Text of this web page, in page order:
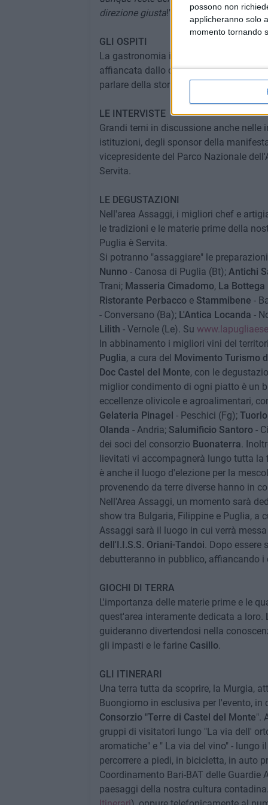
possono non
applicheranno solo
momento tornando
direzione giusta!"
GLI OSPITI
La gastronomia incontra la cultura nel
affiancata dallo chef 2 stelle Michelin
parlare della storia e del futuro del
LE INTERVISTE
Grandi temi in discussione anche nelle
istituzioni, degli sponsor della
vicepresidente del Parco Nazionale
Servita.
LE DEGUSTAZIONI
Nell'area Assaggi, i migliori chef e
le tradizioni e le materie prime della
Puglia è Servita.
Si potranno "assaggiare" le
Nunno- Canosa di Puglia (Bt); Antichi
Trani; Masseria Cimadomo, La Bottega
Ristorante Perbaccoe Stammibene -
- Conversano (Ba); L'Antica Locanda -
Lilith - Vernole (Le). Su
In abbinamento i migliori vini del
Puglia, a cura del Movimento Turismo
Doc Castel del Monte, con le
miglior condimento di ogni piatto è un
eccellenze olivicole e agroalimentari,
Gelateria Pinagel - Peschici (Fg);
Olanda - Andria; Salumificio Santoro-
dei soci del consorzio Buonaterra.
lievitati vi accompagnerà lungo tutta
è anche il luogo d'elezione per la
provenendo da terre diverse hanno in
Nell'Area Assaggi, un momento sarà
show tra Bulgaria, Filippine e Puglia, a
Assaggi sarà il luogo in cui verrà
dell'I.I.S.S. Oriani-Tandoi. Dopo essere
debutteranno in pubblico, affiancando
GIOCHI DI TERRA
L'importanza delle materie prime e le
quest'area interamente dedicata a loro.
guideranno divertendosi nella
gli impasti e le farine Casillo.
GLI ITINERARI
Una terra tutta da scoprire, la Murgia,
Buongiorno in esclusiva per l'evento, in
Consorzio "Terre di Castel del Monte".
gruppi di visitatori lungo "La via dell'
aromatiche" e " La via del vino" - lungo
percorrere a piedi, in bicicletta, in auto
Coordinamento Bari-BAT delle
paesaggi della nostra cultura